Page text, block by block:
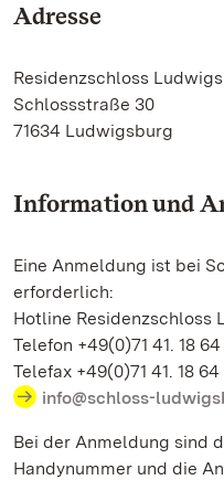
Adresse
Residenzschloss
Schlossstraße 30
71634 Ludwigsburg
Information und
Eine Anmeldung ist bei
erforderlich:
Hotline Residenzschloss
Telefon +49(0)71 41. 18
Telefax +49(0)71 41. 18 64
info@schloss-
Bei der Anmeldung sind
Handynummer und die